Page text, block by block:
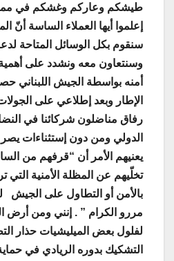
طيشكم وعاركم وغشكم في
إعلموا أيها العملاء الساسة أنّ
سنقوم بكل الوسائل المتاحة
وسنتعاون معه ونشدد على
أمنه بواسطة الجيش اللبناني
الإطار وبعد إطلاعي على
رفاق مناضلون شركائنا في
الدولي ومن دون إستثناءات
يعنيهم الأمر أن “قرفهم من
تخلّيهم عن المظلة الأمنية
بالأمن أو التطاول على الجيش
مررو الكرام ” . إنني ومن أرض
لفلول بعض الميليشيات حذار
التشكيك بدوره الريادي في